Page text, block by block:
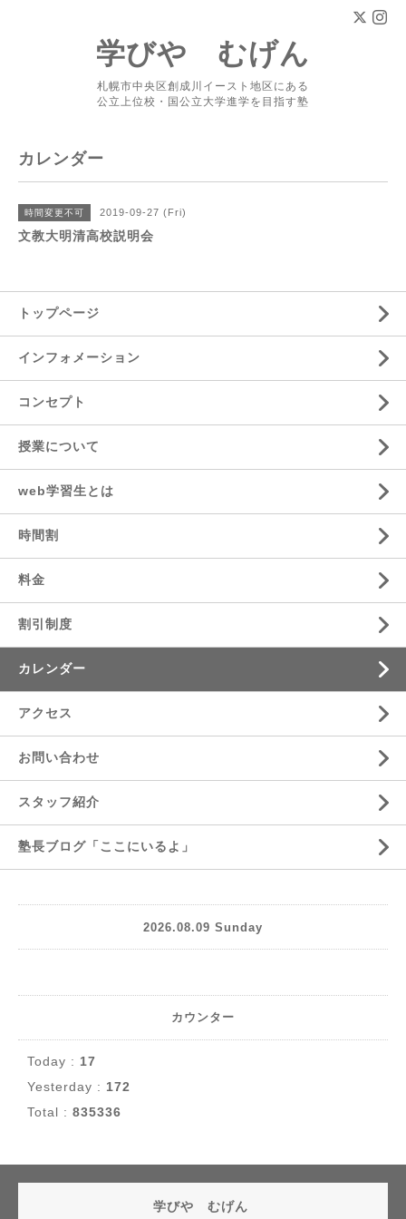
学びや むげん
札幌市中央区創成川イースト地区にある
公立上位校・国公立大学進学を目指す塾
カレンダー
時間変更不可 2019-09-27 (Fri)
文教大明清高校説明会
トップページ
インフォメーション
コンセプト
授業について
web学習生とは
時間割
料金
割引制度
カレンダー
アクセス
お問い合わせ
スタッフ紹介
塾長ブログ「ここにいるよ」
2026.08.09 Sunday
カウンター
Today : 17
Yesterday : 172
Total : 835336
学びや むげん